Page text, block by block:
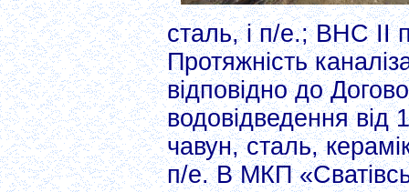
сталь, і п/е.; ВНС II
Протяжність
відповідно до
водовідведення
чавун, сталь,
п/е. В МКП